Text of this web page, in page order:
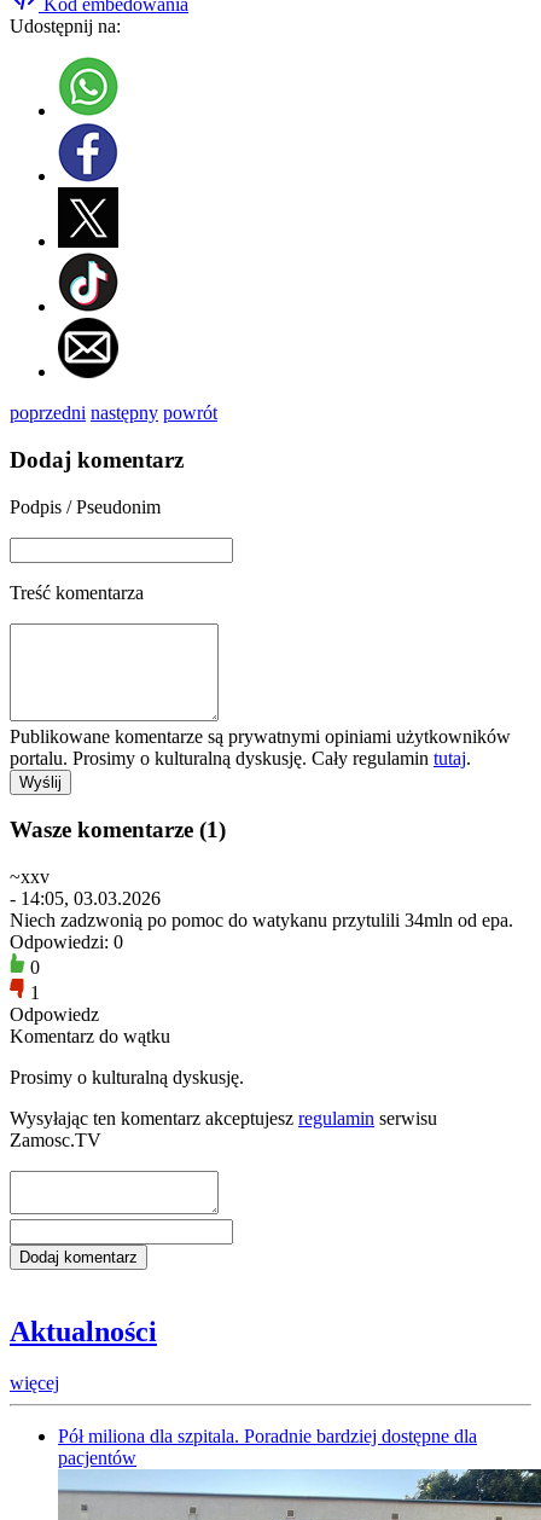
Kod embedowania
Udostępnij na:
poprzedni następny powrót
Dodaj komentarz
Podpis / Pseudonim
Treść komentarza
Publikowane komentarze są prywatnymi opiniami użytkowników
portalu. Prosimy o kulturalną dyskusję. Cały regulamin tutaj.
Wasze komentarze (1)
~xxv
- 14:05, 03.03.2026
Niech zadzwonią po pomoc do watykanu przytulili 34mln od epa.
Odpowiedzi: 0
0
1
Odpowiedz
Komentarz do wątku
Prosimy o kulturalną dyskusję.
Wysyłając ten komentarz akceptujesz regulamin serwisu
Zamosc.TV
Aktualności
więcej
Pół miliona dla szpitala. Poradnie bardziej dostępne dla
pacjentów